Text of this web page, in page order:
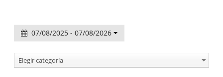
07/08/2025 - 07/08/2026
Elegir categoría